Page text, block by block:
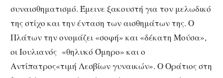
συναισθηματισμό. Έμεινε ξακουστή για τον μελωδικό
της στίχο και την ένταση των αισθημάτων της. Ο
Πλάτων την ονομάζει «σοφή» και «δέκατη Μούσα»,
οι Ιουλιανός «θηλυκό Όμηρο» και ο
Αντίπατρος«τιμή Λεσβίων γυναικών». Ο Οράτιος στη